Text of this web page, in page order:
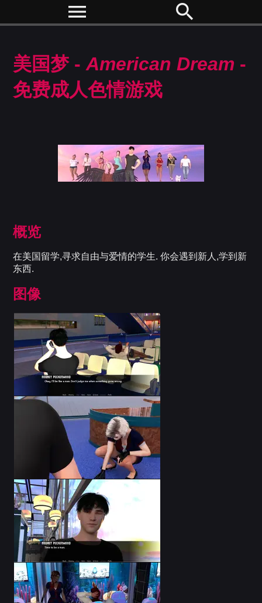
menu search
美国梦 -American Dream -
免费成人色情游戏
概览
在美国留学,寻求自由与爱情的学生. 你会遇到新人,学到新
东西.
图像